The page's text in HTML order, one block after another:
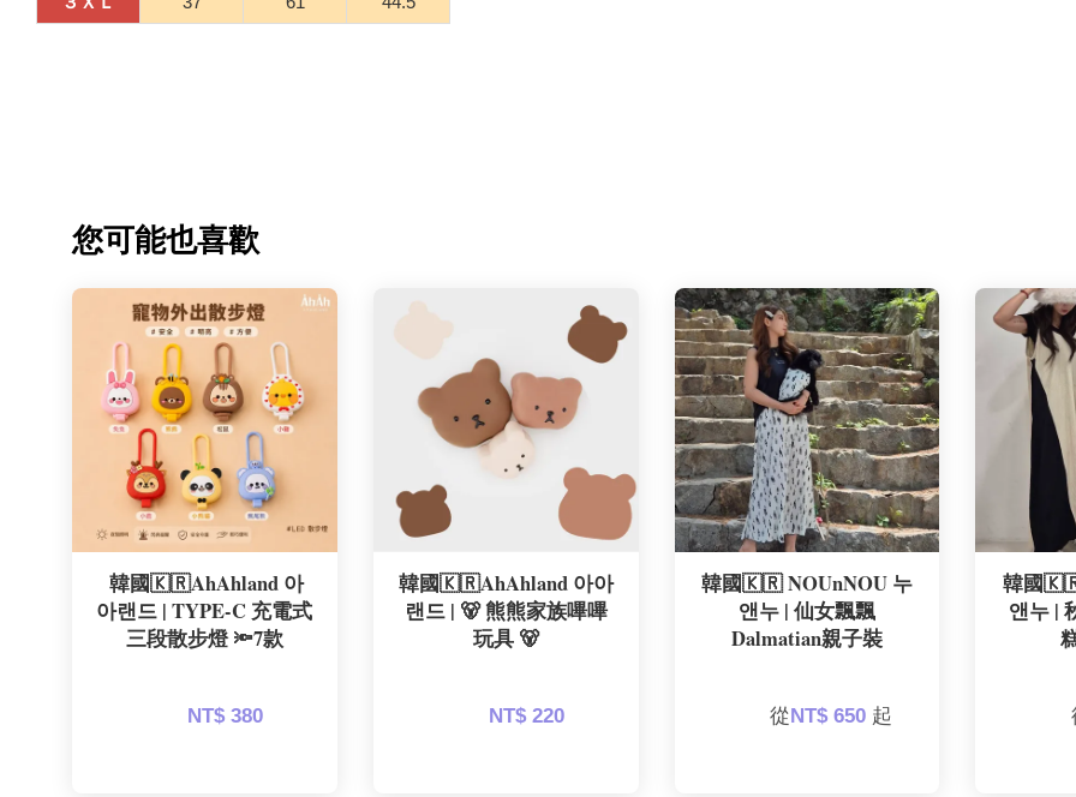
您可能也喜歡
韓國🇰🇷AhAhland 아
아랜드 | TYPE-C 充電式
三段散步燈 🔦7款
NT$ 380
韓國🇰🇷AhAhland 아아
랜드 | 🐻 熊熊家族嗶嗶
玩具 🐻
NT$ 220
韓國🇰🇷 NOUnNOU 누
앤누 | 仙女飄飄
Dalmatian親子裝
        從
NT$ 650 起
韓國
앤누 |